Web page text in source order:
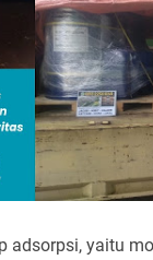
adsorpsi, yaitu